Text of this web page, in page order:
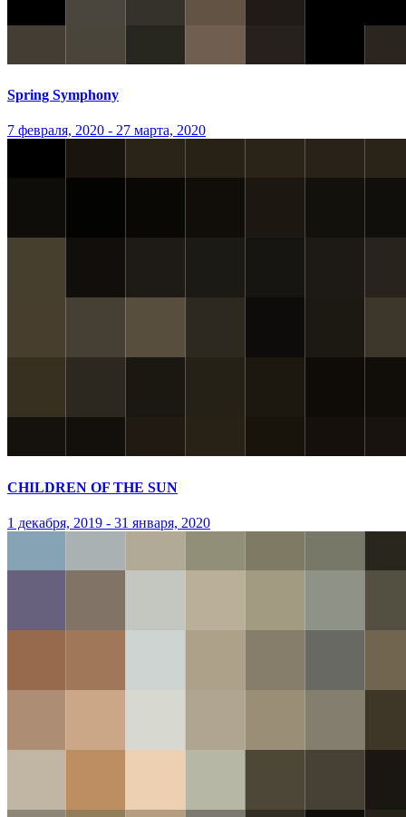
Spring Symphony
7 февраля, 2020 - 27 марта, 2020
CHILDREN OF THE SUN
1 декабря, 2019 - 31 января, 2020